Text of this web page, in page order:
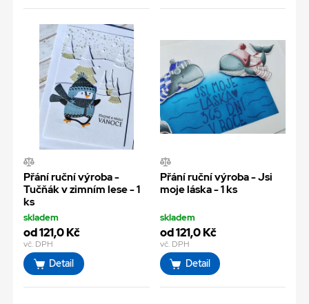
Přání ruční výroba -
Tučňák v zimním lese - 1
ks
skladem
od 121,0 Kč
vč. DPH
Detail
Přání ruční výroba - Jsi
moje láska - 1 ks
skladem
od 121,0 Kč
vč. DPH
Detail